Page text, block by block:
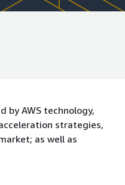
by AWS technology,
strategies,
as well as